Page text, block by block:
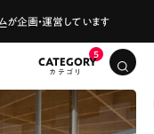
が企画・運営しています
CATEGORY